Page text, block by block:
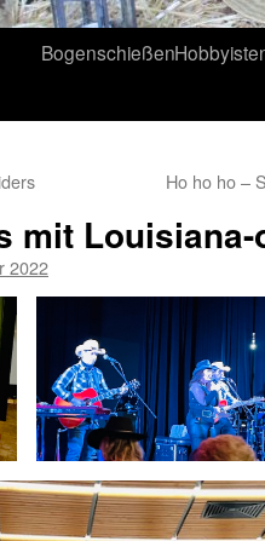
Bogenschießen
Ho ho ho –
mit
2022